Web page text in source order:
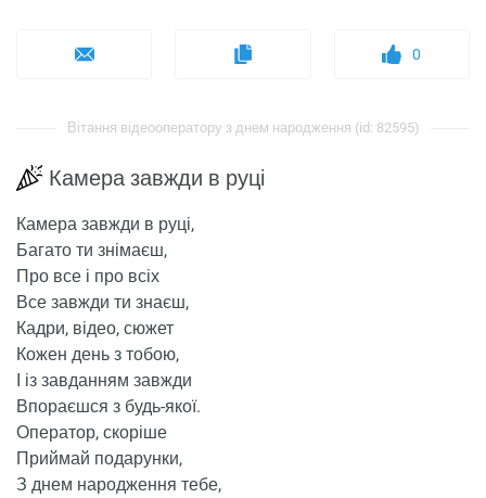
0
Вітання відеооператору з днем ​​народження (id: 82595)
Камера завжди в руці
Камера завжди в руці,
Багато ти знімаєш,
Про все і про всіх
Все завжди ти знаєш,
Кадри, відео, сюжет
Кожен день з тобою,
І із завданням завжди
Впораєшся з будь-якої.
Оператор, скоріше
Приймай подарунки,
З днем ​​народження тебе,